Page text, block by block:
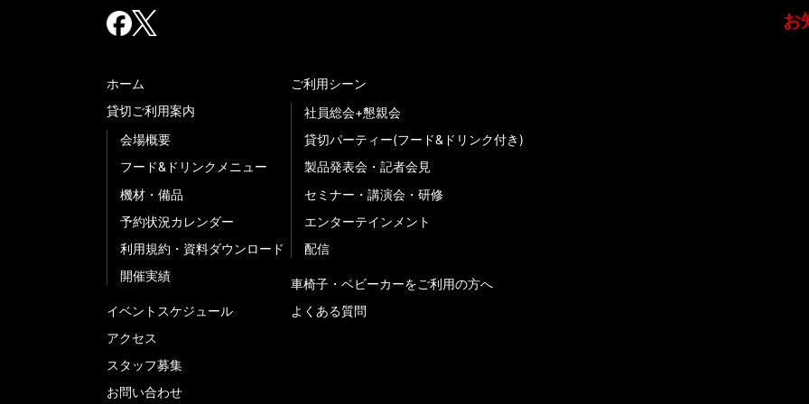
ホーム
貸切ご利用案内
会場概要
フード&ドリンクメニュー
機材・備品
予約状況カレンダー
利用規約・資料ダウンロード
開催実績
イベントスケジュール
アクセス
スタッフ募集
お問い合わせ
ご利用シーン
社員総会+懇親会
貸切パーティー(フード&ドリンク付き)
製品発表会・記者会見
セミナー・講演会・研修
エンターテインメント
配信
車椅子・ベビーカーをご利用の方へ
よくある質問
お